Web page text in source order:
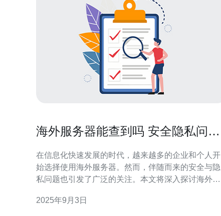
海外服务器能查到吗 安全隐私问题
在信息化快速发展的时代，越来越多的企业和个人开
始选择使用海外服务器。然而，伴随而来的安全与隐
私问题也引发了广泛的关注。本文将深入探讨海外服
解如何保护个人信息。 海外服务器能被追踪吗？ 首
2025年9月3日